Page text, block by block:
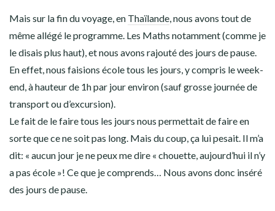
Mais sur la fin du voyage, en Thaïlande, nous avons tout de
même allégé le programme. Les Maths notamment (comme je
le disais plus haut), et nous avons rajouté des jours de pause.
En effet, nous faisions école tous les jours, y compris le week-
end, à hauteur de 1h par jour environ (sauf grosse journée de
transport ou d’excursion).
Le fait de le faire tous les jours nous permettait de faire en
sorte que ce ne soit pas long. Mais du coup, ça lui pesait. Il m’a
dit: « aucun jour je ne peux me dire « chouette, aujourd’hui il n’y
a pas école »! Ce que je comprends… Nous avons donc inséré
des jours de pause.